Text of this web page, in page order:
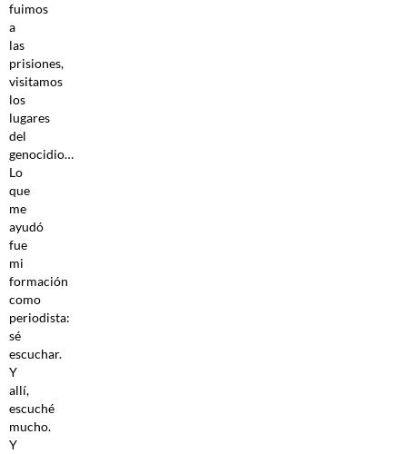
fuimos
a
las
prisiones,
visitamos
los
lugares
del
genocidio…
Lo
que
me
ayudó
fue
mi
formación
como
periodista:
sé
escuchar.
Y
allí,
escuché
mucho.
Y